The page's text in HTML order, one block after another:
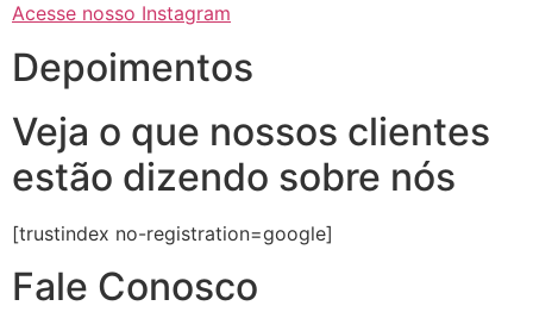
Acesse nosso Instagram
Depoimentos
Veja o que nossos clientes
estão dizendo sobre nós
[trustindex no-registration=google]
Fale Conosco